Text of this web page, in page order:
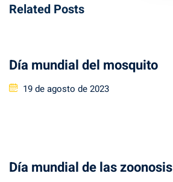
Related Posts
Día mundial del mosquito
Posted
19 de agosto de 2023
Día mundial de las zoonosis